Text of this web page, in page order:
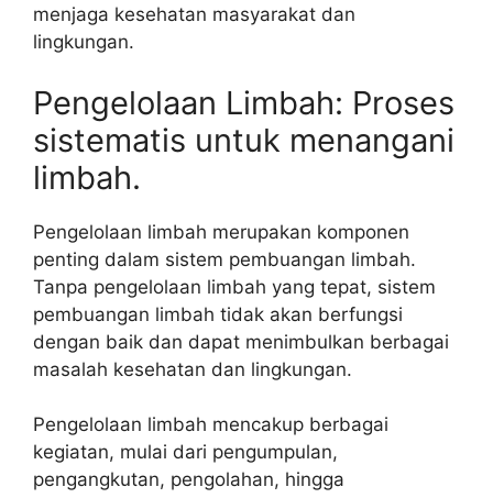
menjaga kesehatan masyarakat dan
lingkungan.
Pengelolaan Limbah: Proses
sistematis untuk menangani
limbah.
Pengelolaan limbah merupakan komponen
penting dalam sistem pembuangan limbah.
Tanpa pengelolaan limbah yang tepat, sistem
pembuangan limbah tidak akan berfungsi
dengan baik dan dapat menimbulkan berbagai
masalah kesehatan dan lingkungan.
Pengelolaan limbah mencakup berbagai
kegiatan, mulai dari pengumpulan,
pengangkutan, pengolahan, hingga